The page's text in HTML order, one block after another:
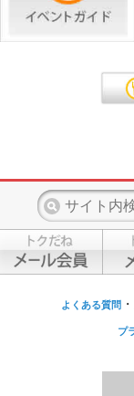
よくある質問 ・
プ